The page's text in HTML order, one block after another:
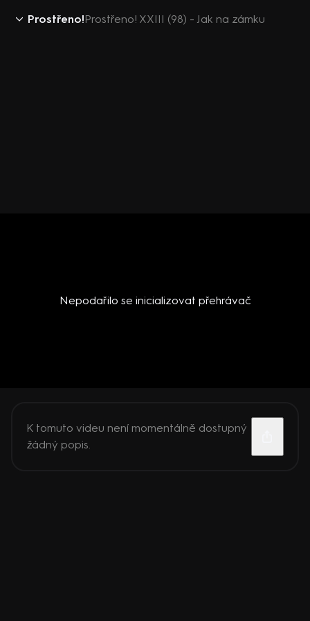
Prostřeno!Prostřeno! XXIII (98) - Jak na zámku
Nepodařilo se inicializovat přehrávač
K tomuto videu není momentálně dostupný
žádný popis.